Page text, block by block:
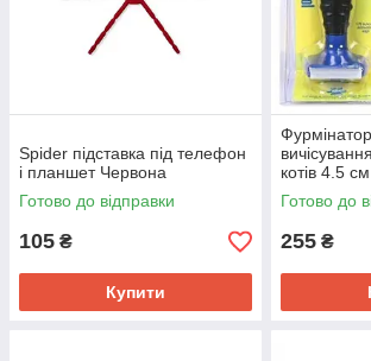
Spider підставка під телефон
і планшет Червона
Готово до відправки
105 ₴
Купити
котів 4.5 см
Готово до
255 ₴